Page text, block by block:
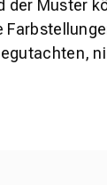
Muster